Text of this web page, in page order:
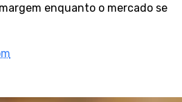
enquanto o mercado se